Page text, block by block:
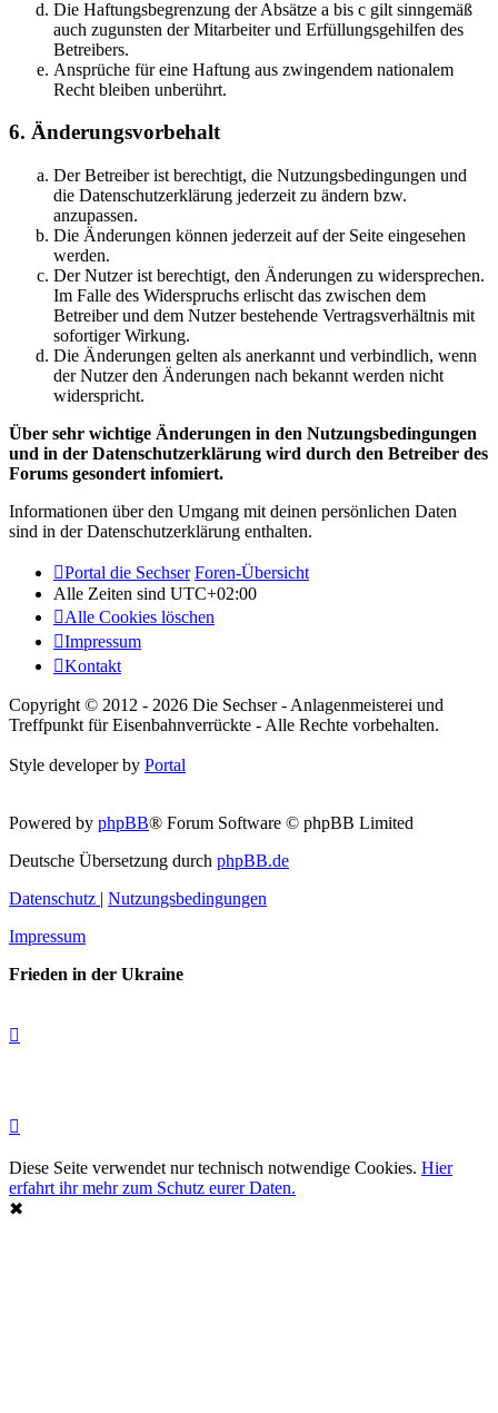
Die Haftungsbegrenzung der Absätze a bis c gilt sinngemäß
auch zugunsten der Mitarbeiter und Erfüllungsgehilfen des
Betreibers.
Ansprüche für eine Haftung aus zwingendem nationalem
Recht bleiben unberührt.
6. Änderungsvorbehalt
Der Betreiber ist berechtigt, die Nutzungsbedingungen und
die Datenschutzerklärung jederzeit zu ändern bzw.
anzupassen.
Die Änderungen können jederzeit auf der Seite eingesehen
werden.
Der Nutzer ist berechtigt, den Änderungen zu widersprechen.
Im Falle des Widerspruchs erlischt das zwischen dem
Betreiber und dem Nutzer bestehende Vertragsverhältnis mit
sofortiger Wirkung.
Die Änderungen gelten als anerkannt und verbindlich, wenn
der Nutzer den Änderungen nach bekannt werden nicht
widerspricht.
Über sehr wichtige Änderungen in den Nutzungsbedingungen
und in der Datenschutzerklärung wird durch den Betreiber des
Forums gesondert infomiert.
Informationen über den Umgang mit deinen persönlichen Daten
sind in der Datenschutzerklärung enthalten.
Portal die Sechser Foren-Übersicht
Alle Zeiten sind UTC+02:00
Alle Cookies löschen
Impressum
Kontakt
Copyright © 2012 - 2026 Die Sechser - Anlagenmeisterei und
Treffpunkt für Eisenbahnverrückte - Alle Rechte vorbehalten.
Style developer by Portal
Powered by phpBB® Forum Software © phpBB Limited
Deutsche Übersetzung durch phpBB.de
Datenschutz | Nutzungsbedingungen
Impressum
Frieden in der Ukraine
Diese Seite verwendet nur technisch notwendige Cookies. Hier
erfahrt ihr mehr zum Schutz eurer Daten.
✖